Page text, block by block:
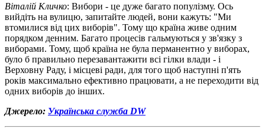
Віталій Кличко: Вибори - це дуже багато популізму. Ось
вийдіть на вулицю, запитайте людей, вони кажуть: "Ми
втомилися від цих виборів". Тому що країна живе одним
порядком денним. Багато процесів гальмуються у зв'язку з
виборами. Тому, щоб країна не була перманентно у виборах,
було б правильно перезавантажити всі гілки влади - і
Верховну Раду, і місцеві ради, для того щоб наступні п'ять
років максимально ефективно працювати, а не переходити від
одних виборів до інших.
Джерело: Українська служба DW